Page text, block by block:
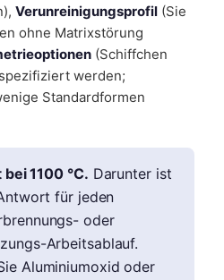
Verunreinigungsprofil (Sie
ohne Matrixstörung
(Schiffchen
werden;
Standardformen
1100 °C. Darunter ist
für jeden
oder
Arbeitsablauf.
Aluminiumoxid oder